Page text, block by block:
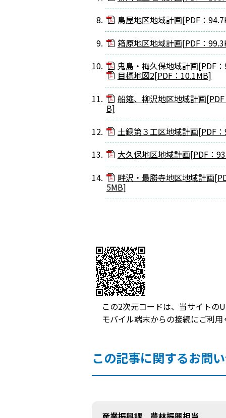
鳥屋地区地域計画[PDF：
箱原地区地域計画[PDF：
鬼島・梅久保地域計画[PDF
目標地図2[PDF：10.1MB]
船筵、柳沢地区地域計画
B]
土録第３工区地域計画[PDF
大久保地区地域計画[PDF：
畔沢・最勝寺地区地域計画
5MB]
この2次元コードは、当サイトの
モバイル端末からの接続にご利
この記事に関するお問